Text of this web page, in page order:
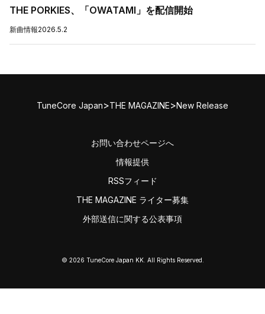
THE PORKIES、「OWATAMI」を配信開始
新曲情報2026.5.2
TuneCore Japan>THE MAGAZINE>New Release
お問い合わせページへ
情報提供
RSSフィード
THE MAGAZINE ライター募集
外部送信に関する公表事項
© 2026 TuneCore Japan KK. All Rights Reserved.